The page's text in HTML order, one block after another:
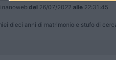
nanoweb del 26/07/2022 alle 22:31:45
dieci anni di matrimonio e stufo di